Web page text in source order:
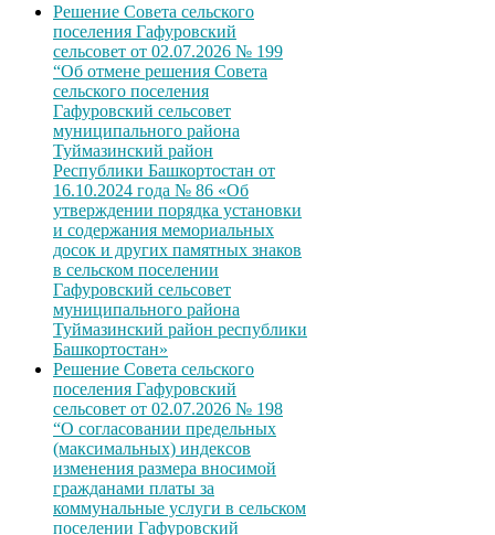
Решение Совета сельского
поселения Гафуровский
сельсовет от 02.07.2026 № 199
“Об отмене решения Совета
сельского поселения
Гафуровский сельсовет
муниципального района
Туймазинский район
Республики Башкортостан от
16.10.2024 года № 86 «Об
утверждении порядка установки
и содержания мемориальных
досок и других памятных знаков
в сельском поселении
Гафуровский сельсовет
муниципального района
Туймазинский район республики
Башкортостан»
Решение Совета сельского
поселения Гафуровский
сельсовет от 02.07.2026 № 198
“О согласовании предельных
(максимальных) индексов
изменения размера вносимой
гражданами платы за
коммунальные услуги в сельском
поселении Гафуровский